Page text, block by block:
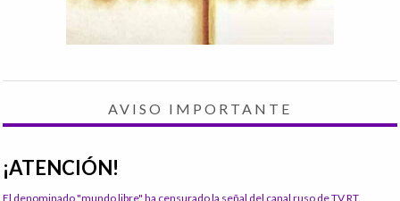
AVISO IMPORTANTE
¡ATENCIÓN!
El denominado "mundo libre" ha censurado la señal del canal ruso de TV RT.